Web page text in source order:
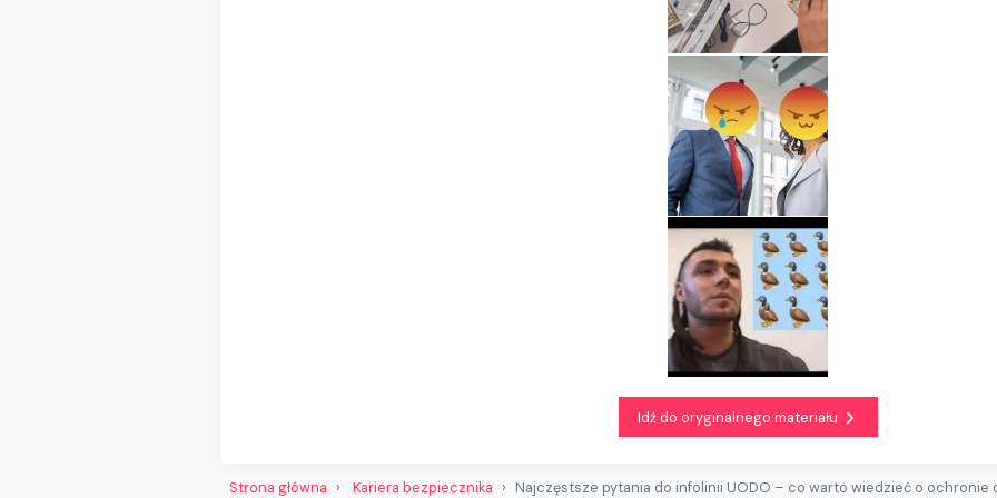
Idź do oryginalnego materiału
Strona główna Kariera bezpiecznika Najczęstsze pytania do infolinii UODO – co warto wiedzieć o ochronie